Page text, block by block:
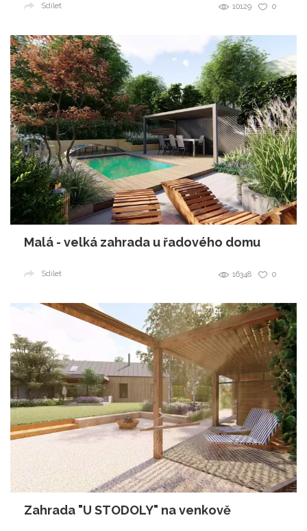
0
10129
Sdílet
Malá - velká zahrada u řadového domu
0
16348
Sdílet
Zahrada "U STODOLY" na venkově